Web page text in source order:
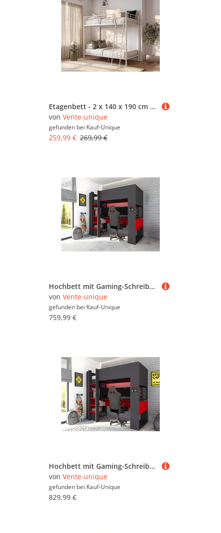
Etagenbett - 2 x 140 x 190 cm - Metall - Weiß - GEMINI II
von Vente-unique
gefunden bei Kauf-Unique
259,99 € 269,99 €
Hochbett mit Gaming-Schreibtisch & Stauraum mit LEDs - 90 x 200 cm - Anthrazit & Rot - NOAH
von Vente-unique
gefunden bei Kauf-Unique
759,99 €
Hochbett mit Gaming-Schreibtisch & Stauraum + LEDs + Matratze - 90 x 200 cm - Anthrazit & Rot - NOAH
von Vente-unique
gefunden bei Kauf-Unique
829,99 €